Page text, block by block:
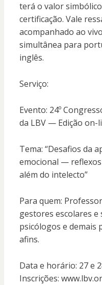
terá o valor
certificação. Vale
acompanhado ao
simultânea para
inglês.
Serviço:
Evento: 24º
da LBV — Edição on-
Tema: “Desafios da
emocional — reflexos
além do intelecto”
Para quem:
gestores escolares e
psicólogos e demais
afins.
Data e horário: 27 e
Inscrições: